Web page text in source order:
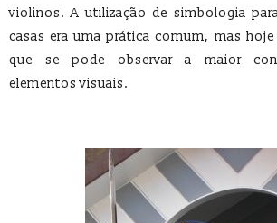
violinos. A utilização de simbologia
casas era uma prática comum, mas hoje
que se pode observar a maior
elementos visuais.